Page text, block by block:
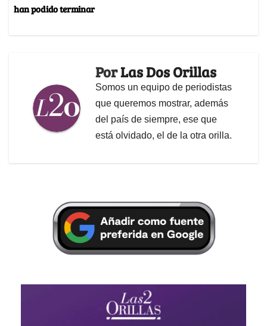
han podido terminar
PorLas Dos Orillas
Somos un equipo de periodistas
que queremos mostrar, además
del país de siempre, ese que
está olvidado, el de la otra orilla.